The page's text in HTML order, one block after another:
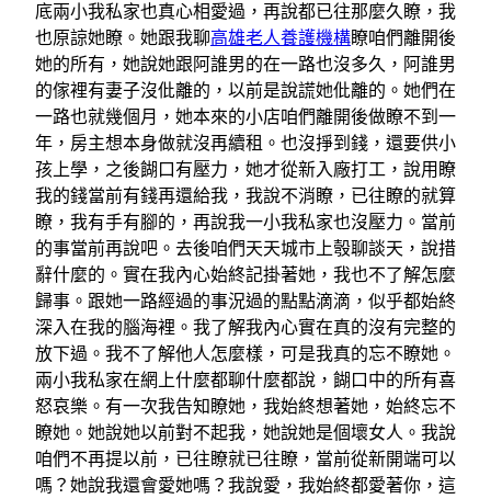
底兩小我私家也真心相愛過，再說都已往那麼久瞭，我
也原諒她瞭。她跟我聊高雄老人養護機構瞭咱們離開後
她的所有，她說她跟阿誰男的在一路也沒多久，阿誰男
的傢裡有妻子沒仳離的，以前是說謊她仳離的。她們在
一路也就幾個月，她本來的小店咱們離開後做瞭不到一
年，房主想本身做就沒再續租。也沒掙到錢，還要供小
孩上學，之後餬口有壓力，她才從新入廠打工，說用瞭
我的錢當前有錢再還給我，我說不消瞭，已往瞭的就算
瞭，我有手有腳的，再說我一小我私家也沒壓力。當前
的事當前再說吧。去後咱們天天城市上彀聊談天，說措
辭什麼的。實在我內心始終記掛著她，我也不了解怎麼
歸事。跟她一路經過的事況過的點點滴滴，似乎都始終
深入在我的腦海裡。我了解我內心實在真的沒有完整的
放下過。我不了解他人怎麼樣，可是我真的忘不瞭她。
兩小我私家在網上什麼都聊什麼都說，餬口中的所有喜
怒哀樂。有一次我告知瞭她，我始終想著她，始終忘不
瞭她。她說她以前對不起我，她說她是個壞女人。我說
咱們不再提以前，已往瞭就已往瞭，當前從新開端可以
嗎？她說我還會愛她嗎？我說愛，我始終都愛著你，這